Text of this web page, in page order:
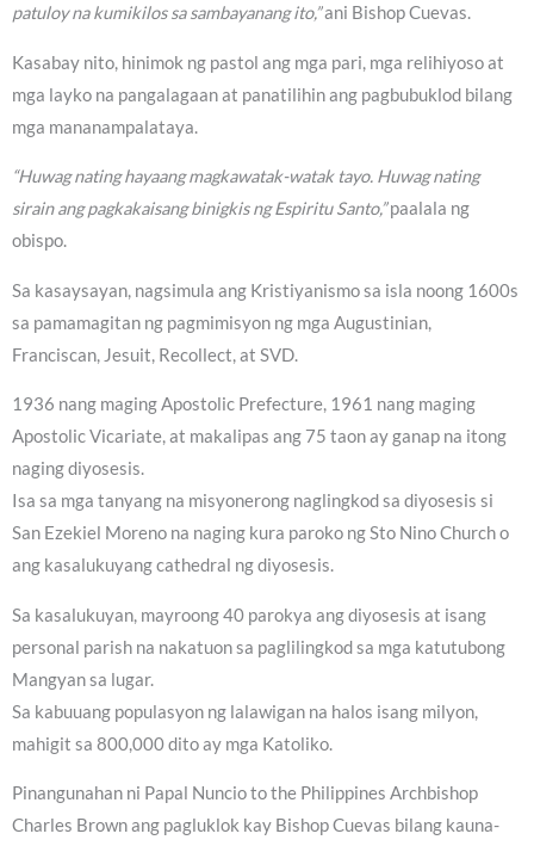
patuloy na kumikilos sa sambayanang ito,”ani Bishop Cuevas.
Kasabay nito, hinimok ng pastol ang mga pari, mga relihiyoso at
mga layko na pangalagaan at panatilihin ang pagbubuklod bilang
mga mananampalataya.
“Huwag nating hayaang magkawatak-watak tayo. Huwag nating
sirain ang pagkakaisang binigkis ng Espiritu Santo,”paalala ng
obispo.
Sa kasaysayan, nagsimula ang Kristiyanismo sa isla noong 1600s
sa pamamagitan ng pagmimisyon ng mga Augustinian,
Franciscan, Jesuit, Recollect, at SVD.
1936 nang maging Apostolic Prefecture, 1961 nang maging
Apostolic Vicariate, at makalipas ang 75 taon ay ganap na itong
naging diyosesis.
Isa sa mga tanyang na misyonerong naglingkod sa diyosesis si
San Ezekiel Moreno na naging kura paroko ng Sto Nino Church o
ang kasalukuyang cathedral ng diyosesis.
Sa kasalukuyan, mayroong 40 parokya ang diyosesis at isang
personal parish na nakatuon sa paglilingkod sa mga katutubong
Mangyan sa lugar.
Sa kabuuang populasyon ng lalawigan na halos isang milyon,
mahigit sa 800,000 dito ay mga Katoliko.
Pinangunahan ni Papal Nuncio to the Philippines Archbishop
Charles Brown ang pagluklok kay Bishop Cuevas bilang kauna-